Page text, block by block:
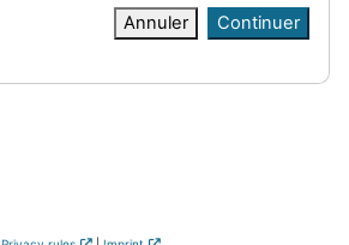
Annuler Continuer